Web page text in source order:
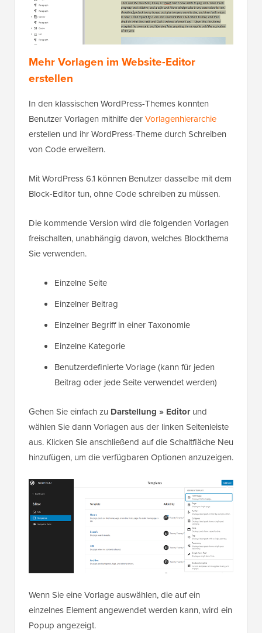
Mehr Vorlagen im Website-Editor
erstellen
In den klassischen WordPress-Themes konnten
Benutzer Vorlagen mithilfe derVorlagenhierarchie
erstellen und ihr WordPress-Theme durch Schreiben
von Code erweitern.
Mit WordPress 6.1 können Benutzer dasselbe mit dem
Block-Editor tun, ohne Code schreiben zu müssen.
Die kommende Version wird die folgenden Vorlagen
freischalten, unabhängig davon, welches Blockthema
Sie verwenden.
Einzelne Seite
Einzelner Beitrag
Einzelner Begriff in einer Taxonomie
Einzelne Kategorie
Benutzerdefinierte Vorlage (kann für jeden
Beitrag oder jede Seite verwendet werden)
Gehen Sie einfach zu Darstellung » Editorund
wählen Sie dann Vorlagen aus der linken Seitenleiste
aus. Klicken Sie anschließend auf die Schaltfläche Neu
hinzufügen, um die verfügbaren Optionen anzuzeigen.
Wenn Sie eine Vorlage auswählen, die auf ein
einzelnes Element angewendet werden kann, wird ein
Popup angezeigt.